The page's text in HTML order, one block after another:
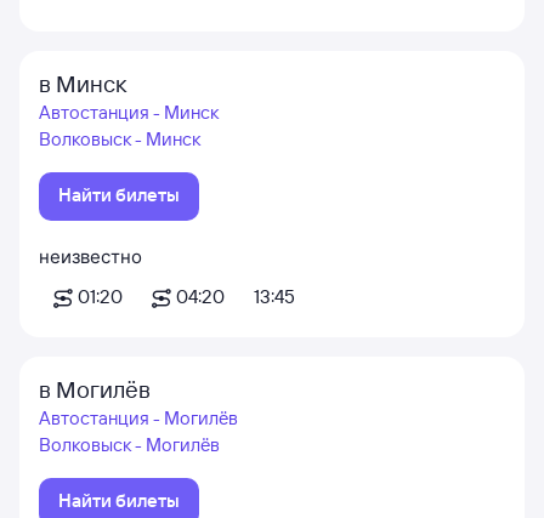
в Минск
Автостанция - Минск
Волковыск - Минск
Найти билеты
неизвестно
01:20
04:20 13:45
в Могилёв
Автостанция - Могилёв
Волковыск - Могилёв
Найти билеты